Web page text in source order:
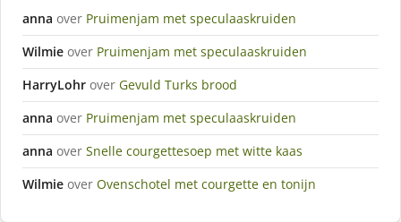
anna over Pruimenjam met speculaaskruiden
Wilmie over Pruimenjam met speculaaskruiden
HarryLohr over Gevuld Turks brood
anna over Pruimenjam met speculaaskruiden
anna over Snelle courgettesoep met witte kaas
Wilmie over Ovenschotel met courgette en tonijn